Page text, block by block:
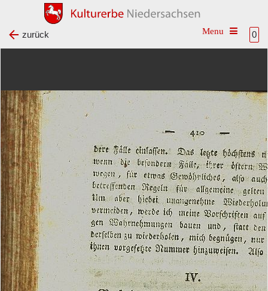
0
Toggle
zurück